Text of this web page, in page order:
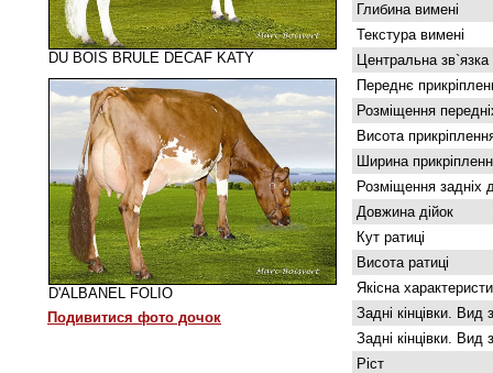
DU BOIS BRULE DECAF KATY
D'ALBANEL FOLIO
Подивитися фото дочок
Глибина вимені
Текстура вимені
Центральна зв`язка
Переднє
Розміщення
Висота
Ширина
Розміщення задніх
Довжина дійок
Кут ратиці
Висота ратиці
Якісна
Задні кінцівки. Вид
Задні кінцівки. Вид
Ріст